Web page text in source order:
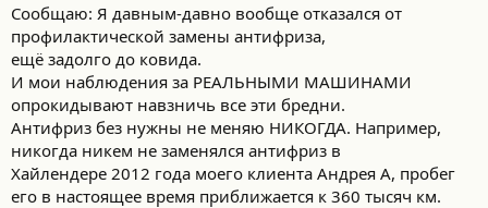
Сообщаю: Я давным-давно вообще отказался от
профилактической замены антифриза,
ещё задолго до ковида.
И мои наблюдения за РЕАЛЬНЫМИ МАШИНАМИ
опрокидывают навзничь все эти бредни.
Антифриз без нужны не меняю НИКОГДА. Например,
никогда никем не заменялся антифриз в
Хайлендере 2012 года моего клиента Андрея А, пробег
его в настоящее время приближается к 360 тысяч км.